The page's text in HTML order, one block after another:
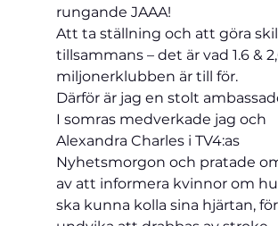
rungande JAAA!
Att ta ställning och att göra
tillsammans – det är vad 1.6 &
miljonerklubben är till för.
Därför är jag en stolt
I somras medverkade jag och
Alexandra Charles i TV4:as
Nyhetsmorgon och pratade
av att informera kvinnor om
ska kunna kolla sina hjärtan,